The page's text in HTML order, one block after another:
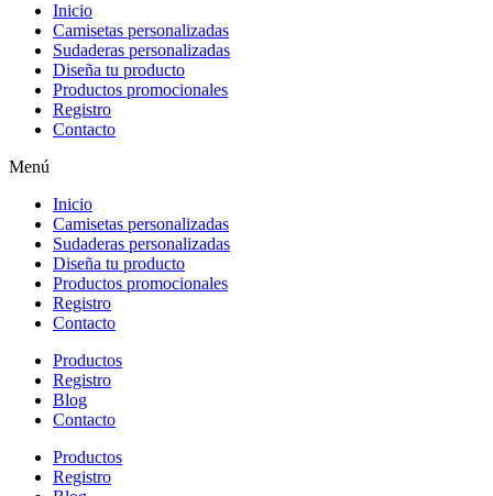
Inicio
Camisetas personalizadas
Sudaderas personalizadas
Diseña tu producto
Productos promocionales
Registro
Contacto
Menú
Inicio
Camisetas personalizadas
Sudaderas personalizadas
Diseña tu producto
Productos promocionales
Registro
Contacto
Productos
Registro
Blog
Contacto
Productos
Registro